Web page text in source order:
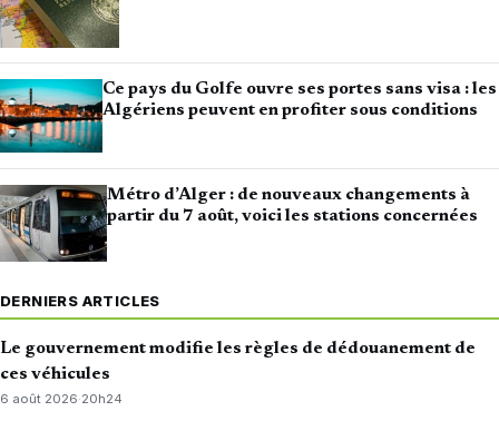
Ce pays du Golfe ouvre ses portes sans visa : les
Algériens peuvent en profiter sous conditions
Métro d’Alger : de nouveaux changements à
partir du 7 août, voici les stations concernées
DERNIERS ARTICLES
Le gouvernement modifie les règles de dédouanement de
ces véhicules
6 août 2026·20h24